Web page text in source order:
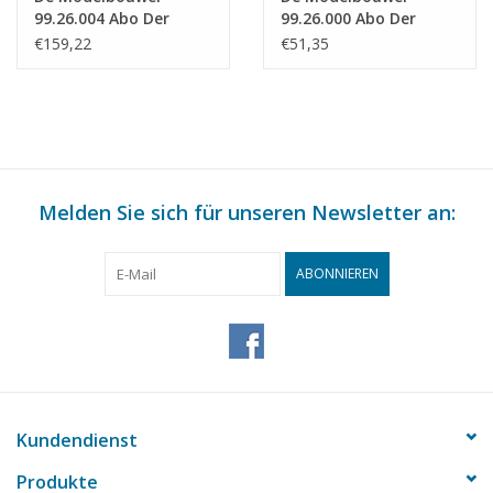
99.26.004 Abo Der
Modellbauer
€159,22
99.26.000 Abo Der
Modellbauer
€51,35
Melden Sie sich für unseren Newsletter an:
ABONNIEREN
Kundendienst
Produkte